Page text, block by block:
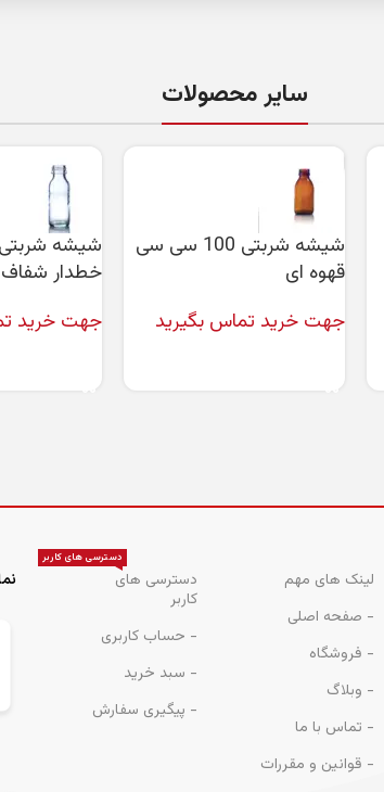
سایر محصولات
شیشه شربتی 100 سی سی
قهوه ای
جهت خرید تماس بگیرید
خطدار شفاف
جهت خرید
لینک های مهم
- صفحه اصلی
- فروشگاه
- وبلاگ
- تماس با ما
- قوانین و مقررات
دسترسی های
کاربر
دسترسی های کاربر
- حساب کاربری
- سبد خرید
- پیگیری سفارش